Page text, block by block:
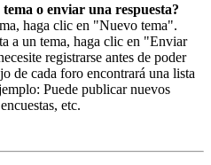
o enviar una respuesta?
haga clic en "Nuevo tema".
a un tema, haga clic en "Enviar
registrarse antes de poder
de cada foro encontrará una lista
Puede publicar nuevos
etc.